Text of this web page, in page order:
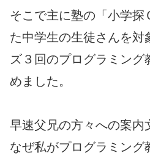
そこで主に塾の「小学探
た中学生の生徒さんを対
ズ３回のプログラミン
めました。
早速父兄の方々への案内
なぜ私がプログラミング